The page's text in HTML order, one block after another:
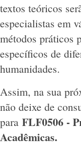
textos teóricos
especialistas em
métodos práticos
específicos de
humanidades.
Assim, na sua
não deixe de
para FLF0506 -
Acadêmicas.